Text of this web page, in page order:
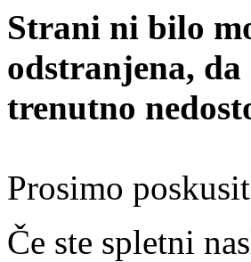
Strani ni bilo
odstranjena,
trenutno
Prosimo
Če ste spletni